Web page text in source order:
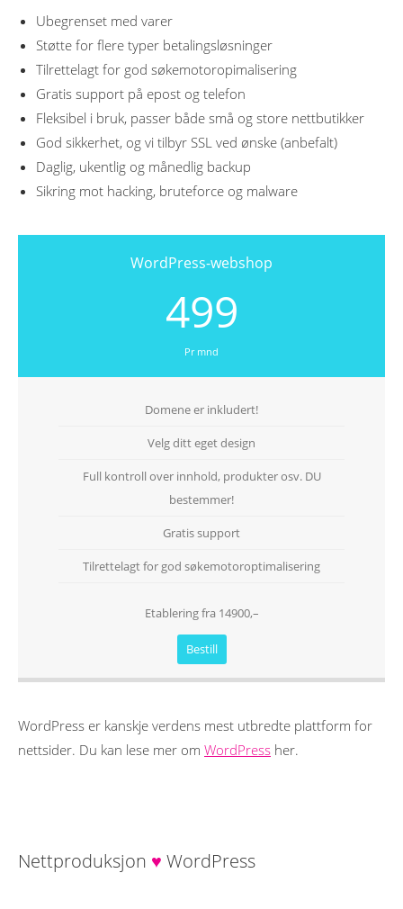
Ubegrenset med varer
Støtte for flere typer betalingsløsninger
Tilrettelagt for god søkemotoropimalisering
Gratis support på epost og telefon
Fleksibel i bruk, passer både små og store nettbutikker
God sikkerhet, og vi tilbyr SSL ved ønske (anbefalt)
Daglig, ukentlig og månedlig backup
Sikring mot hacking, bruteforce og malware
WordPress-webshop
499
Pr mnd
Domene er inkludert!
Velg ditt eget design
Full kontroll over innhold, produkter osv. DU
bestemmer!
Gratis support
Tilrettelagt for god søkemotoroptimalisering
Etablering fra 14900,–
Bestill
WordPress er kanskje verdens mest utbredte plattform for
nettsider. Du kan lese mer om WordPress her.
Nettproduksjon ♥ WordPress